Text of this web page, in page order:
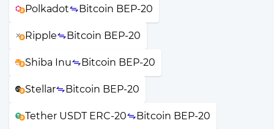
Polkadot Bitcoin BEP-20
Ripple Bitcoin BEP-20
Shiba Inu Bitcoin BEP-20
Stellar Bitcoin BEP-20
Tether USDT ERC-20 Bitcoin BEP-20